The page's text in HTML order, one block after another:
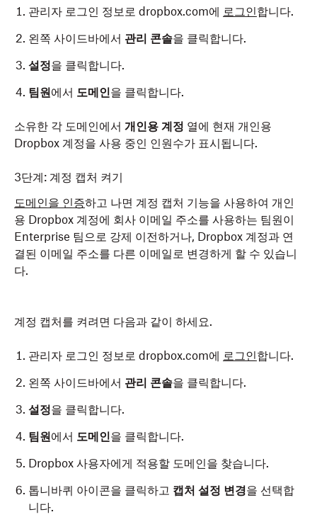
관리자 로그인 정보로 dropbox.com에 로그인합니다.
왼쪽 사이드바에서 관리 콘솔을 클릭합니다.
설정을 클릭합니다.
팀원에서 도메인을 클릭합니다.
소유한 각 도메인에서 개인용 계정 열에 현재 개인용
Dropbox 계정을 사용 중인 인원수가 표시됩니다.
3단계: 계정 캡처 켜기
도메인을 인증하고 나면 계정 캡처 기능을 사용하여 개인
용 Dropbox 계정에 회사 이메일 주소를 사용하는 팀원이
Enterprise 팀으로 강제 이전하거나, Dropbox 계정과 연
결된 이메일 주소를 다른 이메일로 변경하게 할 수 있습니
다.
계정 캡처를 켜려면 다음과 같이 하세요.
관리자 로그인 정보로 dropbox.com에 로그인합니다.
왼쪽 사이드바에서 관리 콘솔을 클릭합니다.
설정을 클릭합니다.
팀원에서 도메인을 클릭합니다.
Dropbox 사용자에게 적용할 도메인을 찾습니다.
톱니바퀴 아이콘을 클릭하고 캡처 설정 변경을 선택합
니다.